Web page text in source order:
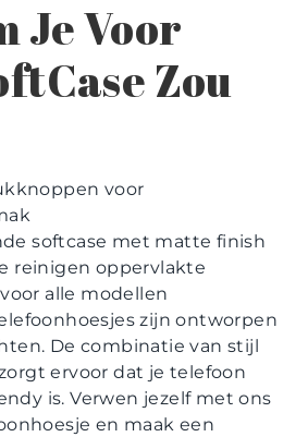
Je Voor
Zou
voor
softcase met matte finish
reinigen oppervlakte
alle modellen
zijn ontworpen
De combinatie van stijl
ervoor dat je telefoon
is. Verwen jezelf met ons
en maak een